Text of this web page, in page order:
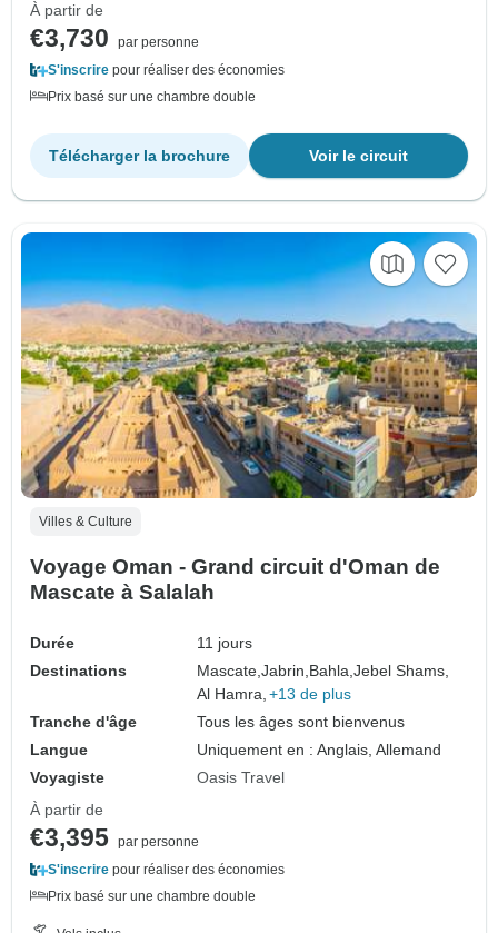
À partir de
€3,730
par personne
S'inscrire pour réaliser des économies
Prix basé sur une chambre double
Voir le circuit
Télécharger la brochure
Villes & Culture
Voyage Oman - Grand circuit d'Oman de
Mascate à Salalah
Durée
11 jours
Destinations
Mascate,Jabrin,Bahla,Jebel Shams,
Al Hamra, +13 de plus
Tranche d'âge
Tous les âges sont bienvenus
Langue
Uniquement en : Anglais, Allemand
Voyagiste
Oasis Travel
À partir de
€3,395 par personne
S'inscrire pour réaliser des économies
Prix basé sur une chambre double